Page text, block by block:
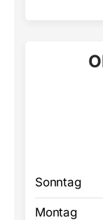
Sonntag
Montag